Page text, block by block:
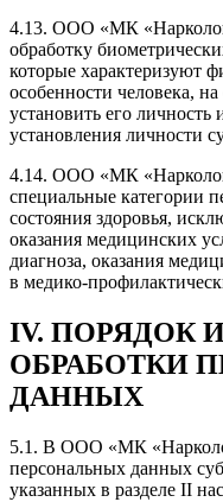
4.13. ООО «МК
обработку
которые характеризуют
особенности человека,
установить его личность
установления личности
4.14. ООО «МК
специальные категории
состояния здоровья,
оказания медицинских
диагноза, оказания
в медико-
IV. ПОРЯДОК
ОБРАБОТКИ
ДАННЫХ
5.1. В ООО «МК
персональных данных
указанных в разделе II